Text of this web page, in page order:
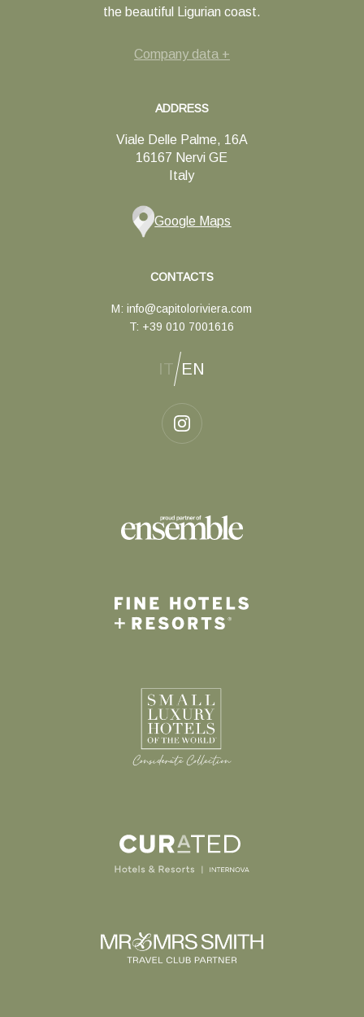
the beautiful Ligurian coast.
Company data +
ADDRESS
Viale Delle Palme, 16A
16167 Nervi GE
Italy
Google Maps
CONTACTS
M:info@capitoloriviera.com
T: +39 010 7001616
IT EN